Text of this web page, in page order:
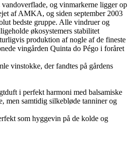
og vinmarkerne ligger op
af AMKA, og siden september 2003
bedste gruppe. Alle vindruer og
økosystemers stabilitet
produktion af nogle af de fineste
vingården Quinta do Pégo i foråret
vinstokke, der fandtes på gårdens
i perfekt harmoni med balsamiske
men samtidig silkebløde tanniner og
som hyggevin på de kolde og